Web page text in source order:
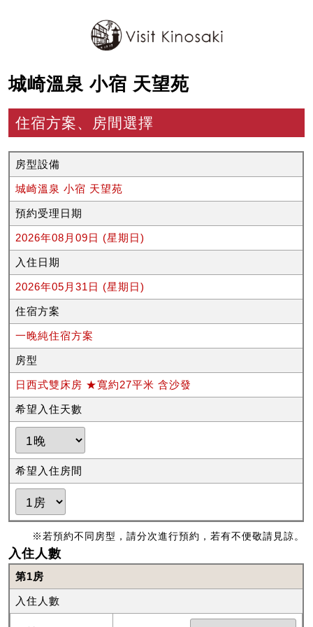
城崎溫泉 小宿 天望苑
住宿方案、房間選擇
房型設備
城崎溫泉 小宿 天望苑
預約受理日期
2026年08月09日 (星期日)
入住日期
2026年05月31日 (星期日)
住宿方案
一晚純住宿方案
房型
日西式雙床房 ★寬約27平米 含沙發
希望入住天數
希望入住房間
※若預約不同房型，請分次進行預約，若有不便敬請見諒。
入住人數
第1房
入住人數